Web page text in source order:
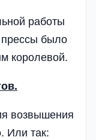
работы
прессы было
королевой.
возвышения
Или так: